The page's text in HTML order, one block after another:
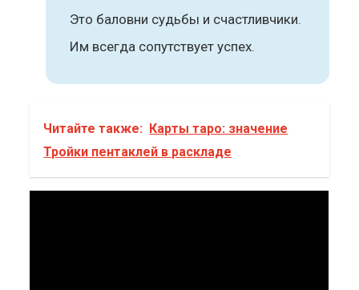
Это баловни судьбы и счастливчики.
Им всегда сопутствует успех.
Читайте также: Карты таро: значение
Тройки пентаклей в раскладе